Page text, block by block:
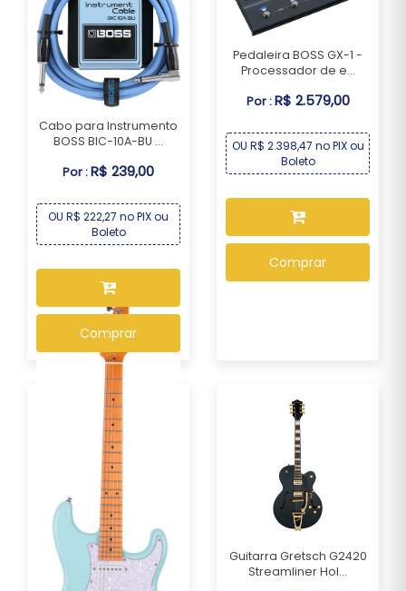
Cabo para Instrumento
BOSS BIC-10A-BU ...
Por :R$ 239,00
OU R$ 222,27 no PIX ou
Boleto
Comprar
Pedaleira BOSS GX-1 -
Processador de e...
Por :R$ 2.579,00
OU R$ 2.398,47 no PIX ou
Boleto
Comprar
Guitarra Gretsch G2420
Streamliner Hol...